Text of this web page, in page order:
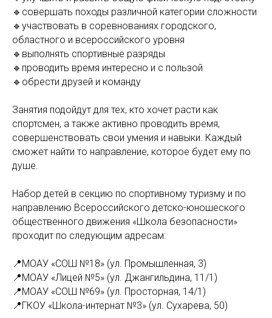
🔹совершать походы различной категории сложности
🔹участвовать в соревнованиях городского,
областного и всероссийского уровня
🔹выполнять спортивные разряды
🔹проводить время интересно и с пользой
🔹обрести друзей и команду
Занятия подойдут для тех, кто хочет расти как
спортсмен, а также активно проводить время,
совершенствовать свои умения и навыки. Каждый
сможет найти то направление, которое будет ему по
душе.
Набор детей в секцию по спортивному туризму и по
направлению Всероссийского детско-юношеского
общественного движения «Школа безопасности»
проходит по следующим адресам:
📍МОАУ «СОШ №18» (ул. Промышленная, 3)
📍МОАУ «Лицей №5» (ул. Джангильдина, 11/1)
📍МОАУ «СОШ №69» (ул. Просторная, 14/1)
📍ГКОУ «Школа-интернат №3» (ул. Сухарева, 50)